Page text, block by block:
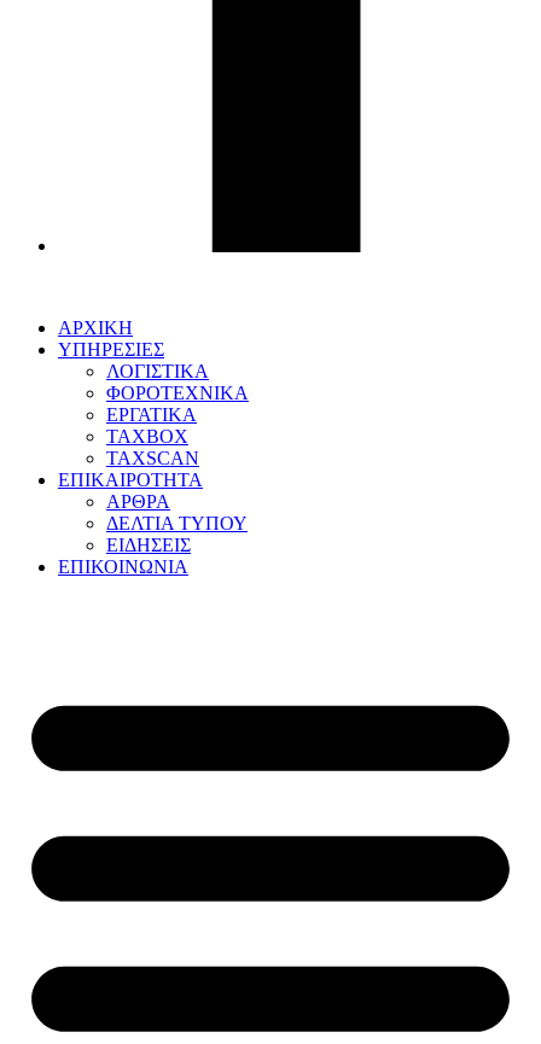
ΑΡΧΙΚΗ
ΥΠΗΡΕΣΙΕΣ
ΛΟΓΙΣΤΙΚΑ
ΦΟΡΟΤΕΧΝΙΚΑ
ΕΡΓΑΤΙΚΑ
TAXBOX
TAXSCAN
ΕΠΙΚΑΙΡΟΤΗΤΑ
ΑΡΘΡΑ
ΔΕΛΤΙΑ ΤΥΠΟΥ
ΕΙΔΗΣΕΙΣ
ΕΠΙΚΟΙΝΩΝΙΑ